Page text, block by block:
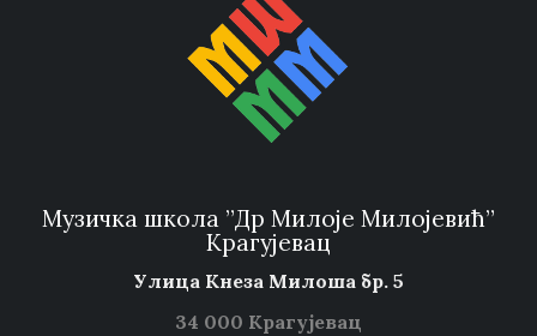
Музичка школа ”Др Милоје Милојевић”
Крагујевац
Улица Кнеза Милоша бр. 5
34 000 Крагујевац